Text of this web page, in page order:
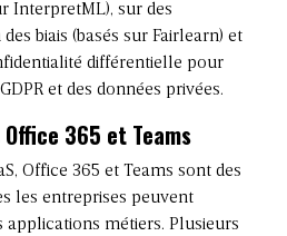
InterpretML), sur des
biais (basés sur Fairlearn) et
différentielle pour
et des données privées.
365 et Teams
Office 365 et Teams sont des
les entreprises peuvent
applications métiers. Plusieurs